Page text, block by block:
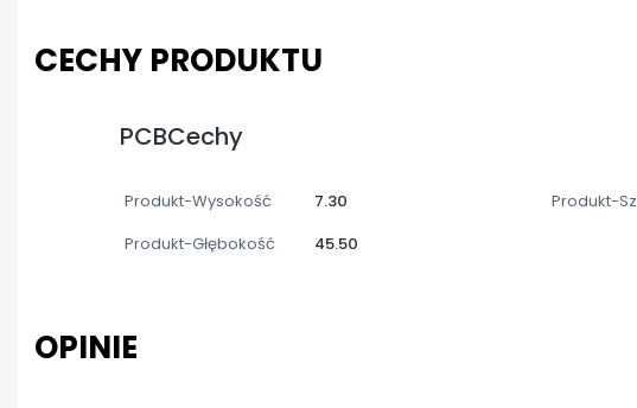
CECHY PRODUKTU
PCBCechy
Produkt-Wysokość 7.30 Produkt-
Produkt-Głębokość
45.50
OPINIE